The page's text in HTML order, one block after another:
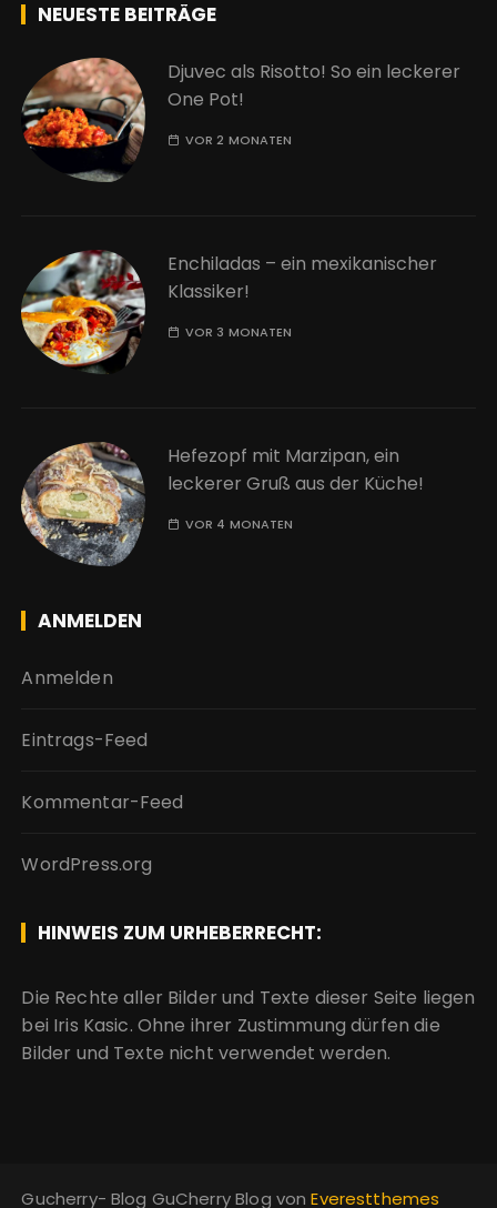
NEUESTE BEITRÄGE
Djuvec als Risotto! So ein leckerer
One Pot!
VOR 2 MONATEN
Enchiladas – ein mexikanischer
Klassiker!
VOR 3 MONATEN
Hefezopf mit Marzipan, ein
leckerer Gruß aus der Küche!
VOR 4 MONATEN
ANMELDEN
Anmelden
Eintrags-Feed
Kommentar-Feed
WordPress.org
HINWEIS ZUM URHEBERRECHT:
Die Rechte aller Bilder und Texte dieser Seite liegen
bei Iris Kasic. Ohne ihrer Zustimmung dürfen die
Bilder und Texte nicht verwendet werden.
Gucherry- Blog GuCherry Blog vonEverestthemes